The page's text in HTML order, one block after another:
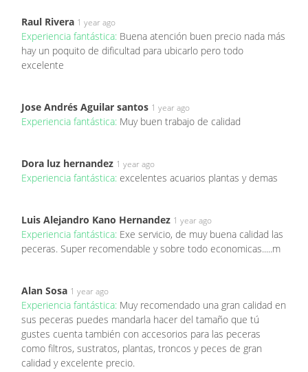
Raul Rivera 1 year ago
Experiencia fantástica: Buena atención buen precio nada más
hay un poquito de dificultad para ubicarlo pero todo
excelente
Jose Andrés Aguilar santos 1 year ago
Experiencia fantástica: Muy buen trabajo de calidad
Dora luz hernandez 1 year ago
Experiencia fantástica: excelentes acuarios plantas y demas
Luis Alejandro Kano Hernandez 1 year ago
Experiencia fantástica: Exe servicio, de muy buena calidad las
peceras. Super recomendable y sobre todo economicas.....m
Alan Sosa 1 year ago
Experiencia fantástica: Muy recomendado una gran calidad en
sus peceras puedes mandarla hacer del tamaño que tú
gustes cuenta también con accesorios para las peceras
como filtros, sustratos, plantas, troncos y peces de gran
calidad y excelente precio.